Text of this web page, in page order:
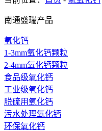
南通盛瑞产品
氧化钙
1-3mm氧化钙颗粒
2-4mm氧化钙颗粒
食品级氧化钙
工业级氧化钙
脱硫用氧化钙
污水处理氧化钙
环保氧化钙